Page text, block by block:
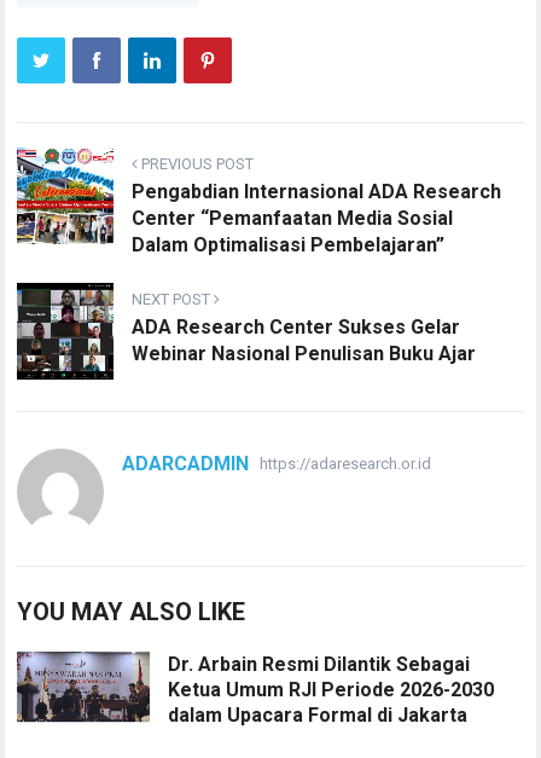
PREVIOUS POST
Pengabdian Internasional ADA Research
Center “Pemanfaatan Media Sosial
Dalam Optimalisasi Pembelajaran”
NEXT POST
ADA Research Center Sukses Gelar
Webinar Nasional Penulisan Buku Ajar
ADARCADMIN https://adaresearch.or.id
YOU MAY ALSO LIKE
Dr. Arbain Resmi Dilantik Sebagai
Ketua Umum RJI Periode 2026-2030
dalam Upacara Formal di Jakarta